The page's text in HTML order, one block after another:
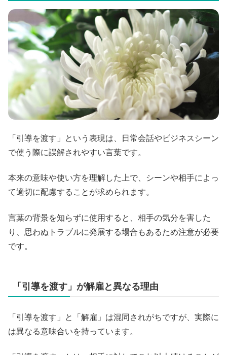
「引導を渡す」という表現は、日常会話やビジネスシーン
で使う際に誤解されやすい言葉です。
本来の意味や使い方を理解した上で、シーンや相手によっ
て適切に配慮することが求められます。
言葉の背景を知らずに使用すると、相手の気分を害した
り、思わぬトラブルに発展する場合もあるため注意が必要
です。
「引導を渡す」が解雇と異なる理由
「引導を渡す」と「解雇」は混同されがちですが、実際に
は異なる意味合いを持っています。